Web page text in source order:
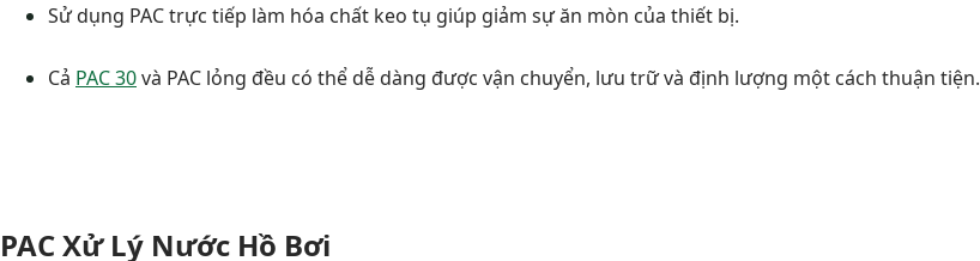
Sử dụng PAC trực tiếp làm hóa chất keo tụ giúp giảm sự ăn mòn của thiết bị.
Cả PAC 30và PAC lỏng đều có thể dễ dàng được vận chuyển, lưu trữ và định lượng một cách thuận tiện.
PAC Xử Lý Nước Hồ Bơi